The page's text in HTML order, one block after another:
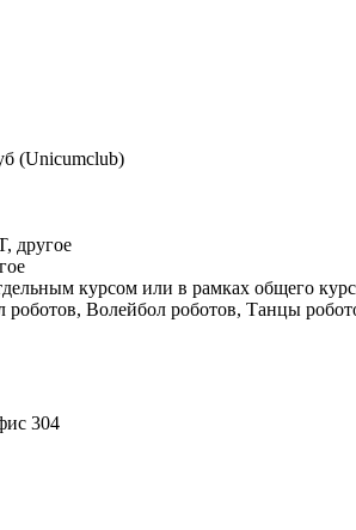
(Unicumclub)
другое
курсом или в рамках общего
Волейбол роботов, Танцы
304